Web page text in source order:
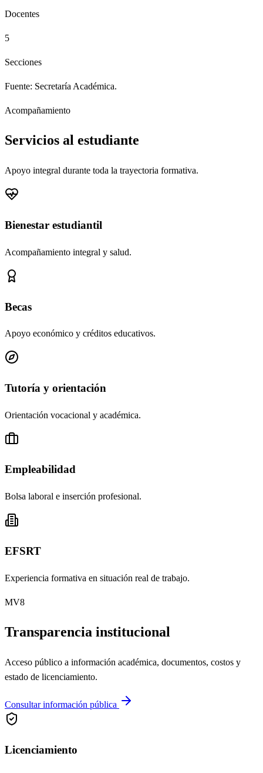
Docentes
5
Secciones
Fuente: Secretaría Académica.
Acompañamiento
Servicios al estudiante
Apoyo integral durante toda la trayectoria formativa.
Bienestar estudiantil
Acompañamiento integral y salud.
Becas
Apoyo económico y créditos educativos.
Tutoría y orientación
Orientación vocacional y académica.
Empleabilidad
Bolsa laboral e inserción profesional.
EFSRT
Experiencia formativa en situación real de trabajo.
MV8
Transparencia institucional
Acceso público a información académica, documentos, costos y
estado de licenciamiento.
Consultar información pública
Licenciamiento